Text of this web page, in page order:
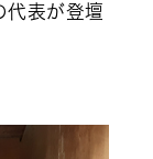
表が登壇